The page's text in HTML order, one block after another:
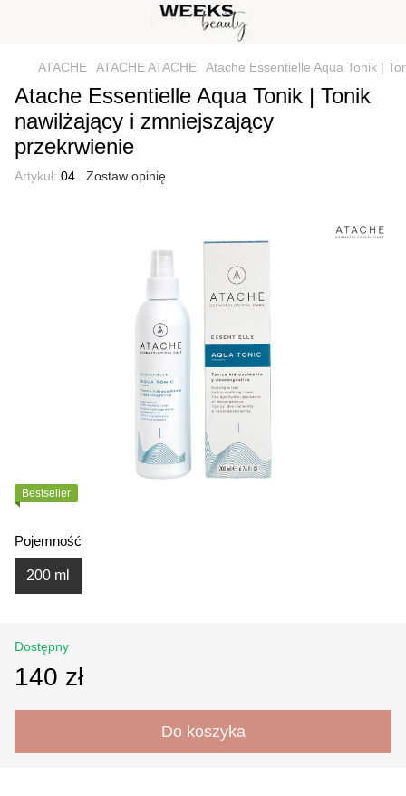
ATACHE ATACHE ATACHE Atache Essentielle Aqua Tonik |
Atache Essentielle Aqua Tonik | Tonik
nawilżający i zmniejszający
przekrwienie
Artykuł: 04 Zostaw opinię
Bestseller
Pojemność
200 ml
Dostępny
140 zł
Do koszyka